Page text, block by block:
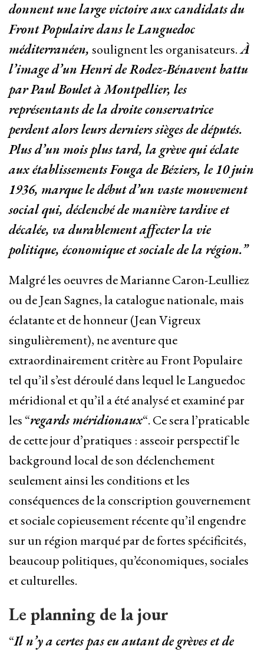
donnent une large victoire aux candidats du
Front Populaire dans le Languedoc
méditerranéen, soulignent les organisateurs.À
l’image d’un Henri de Rodez-Bénavent battu
par Paul Boulet à Montpellier, les
représentants de la droite conservatrice
perdent alors leurs derniers sièges de députés.
Plus d’un mois plus tard, la grève qui éclate
aux établissements Fouga de Béziers, le 10 juin
1936, marque le début d’un vaste mouvement
social qui, déclenché de manière tardive et
décalée, va durablement affecter la vie
politique, économique et sociale de la région.”
Malgré les oeuvres de Marianne Caron-Leulliez
ou de Jean Sagnes, la catalogue nationale, mais
éclatante et de honneur (Jean Vigreux
singulièrement), ne aventure que
extraordinairement critère au Front Populaire
tel qu’il s’est déroulé dans lequel le Languedoc
méridional et qu’il a été analysé et examiné par
les “regards méridionaux“. Ce sera l’praticable
de cette jour d’pratiques : asseoir perspectif le
background local de son déclenchement
seulement ainsi les conditions et les
conséquences de la conscription gouvernement
et sociale copieusement récente qu’il engendre
sur un région marqué par de fortes spécificités,
beaucoup politiques, qu’économiques, sociales
et culturelles.
Le planning de la jour
“Il n’y a certes pas eu autant de grèves et de